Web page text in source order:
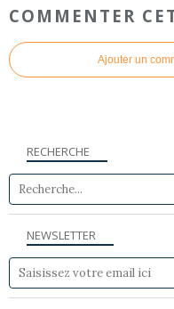
COMMENTER
Ajouter un
NEWSLETTER
RECHERCHE